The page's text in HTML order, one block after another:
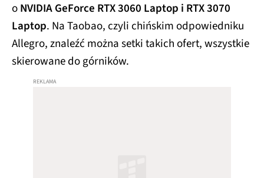
oNVIDIA GeForce RTX 3060 Laptop i RTX 3070
Laptop. Na Taobao, czyli chińskim odpowiedniku
Allegro, znaleźć można setki takich ofert, wszystkie
skierowane do górników.